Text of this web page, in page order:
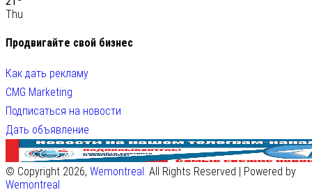
Thu
Продвигайте свой бизнес
Как дать рекламу
CMG Marketing
Подписаться на новости
Дать объявление
© Copyright 2026, Wemontreal. All Rights Reserved | Powered by
Wemontreal